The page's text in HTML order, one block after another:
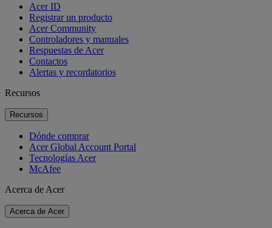
Acer ID
Registrar un producto
Acer Community
Controladores y manuales
Respuestas de Acer
Contactos
Alertas y recordatorios
Recursos
Recursos
Dónde comprar
Acer Global Account Portal
Tecnologías Acer
McAfee
Acerca de Acer
Acerca de Acer